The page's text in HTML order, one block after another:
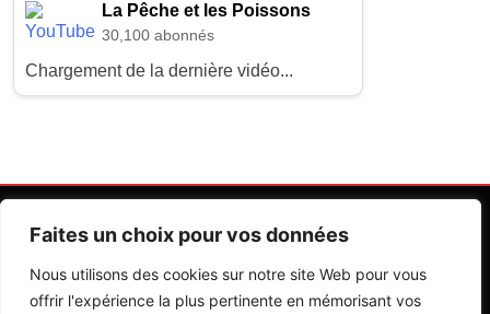
Faites un choix pour vos données
Nous utilisons des cookies sur notre site Web pour vous
offrir l'expérience la plus pertinente en mémorisant vos
La Pêche et les Poissons
30,100 abonnés
Chargement de la dernière vidéo...